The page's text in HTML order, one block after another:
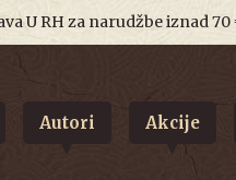
U RH za narudžbe iznad 70
Autori Akcije